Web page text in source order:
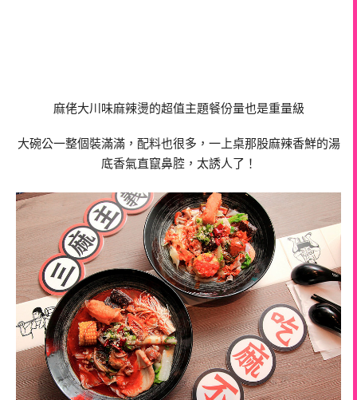
麻佬大川味麻辣燙的超值主題餐份量也是重量級
大碗公一整個裝滿滿，配料也很多，一上桌那股麻辣香鮮的湯
底香氣直竄鼻腔，太誘人了！